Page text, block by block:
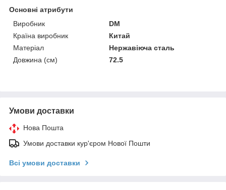
Основні атрибути
Виробник
DM
Країна виробник
Китай
Матеріал
Нержавіюча сталь
Довжина (см)
72.5
Умови доставки
Нова Пошта
Умови доставки кур'єром Нової Пошти
Всі умови доставки